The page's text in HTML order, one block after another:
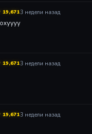
19,6713 недели назад
19,6713 недели назад
19,6713 недели назад